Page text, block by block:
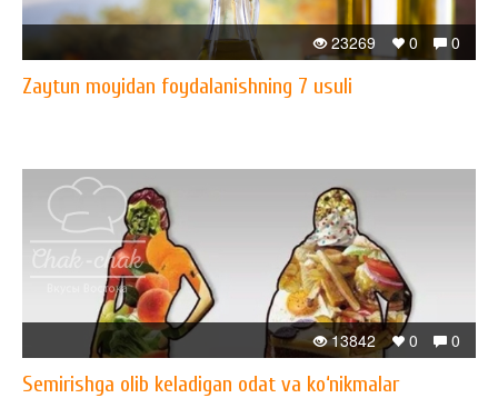
0
0
23269
Zaytun moyidan foydalanishning 7 usuli
0
0
13842
Semirishga olib keladigan odat va ko‘nikmalar